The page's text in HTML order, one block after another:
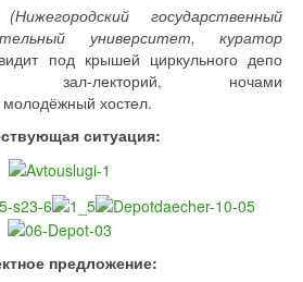
(Нижегородский государственный
университет, куратор
видит под крышей циркульного депо
зал-лекторий, ночами
хостел.
ситуация:
предложение: